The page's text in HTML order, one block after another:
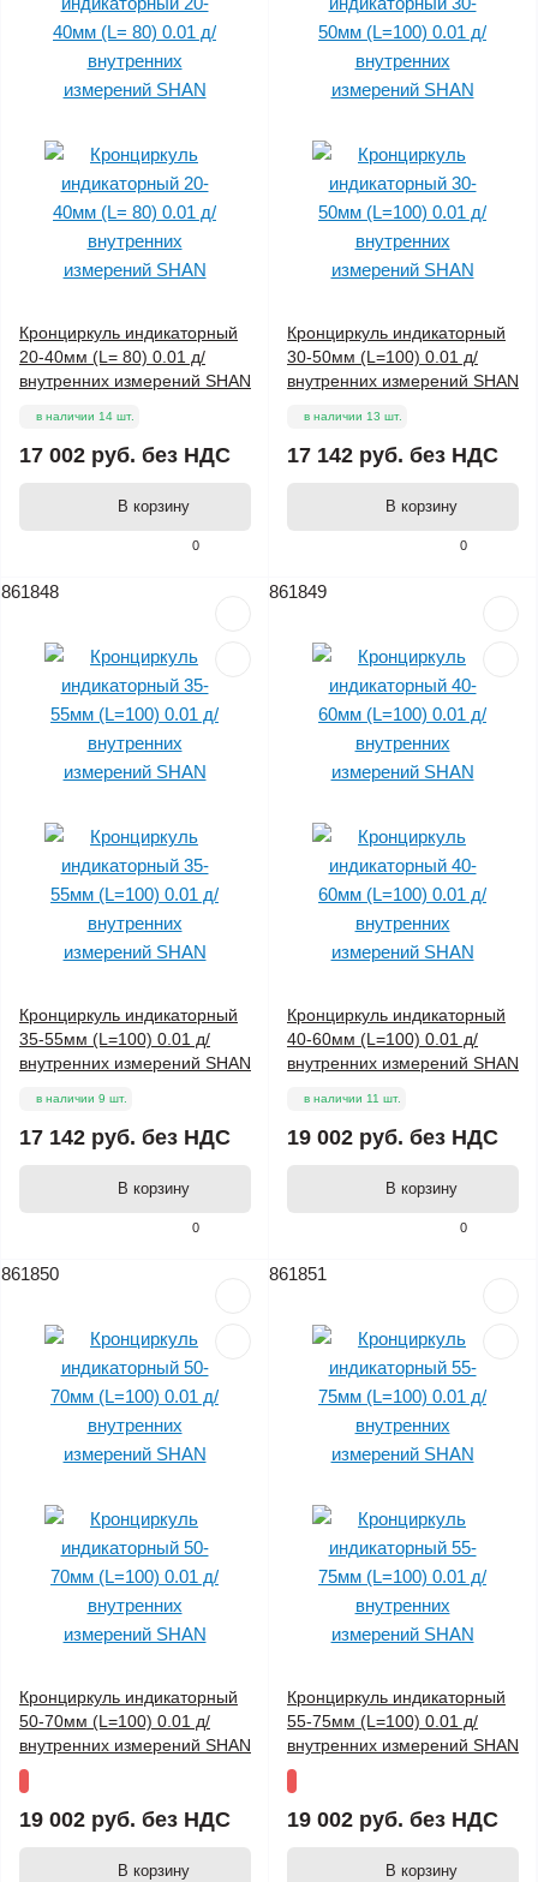
0
Кронциркуль индикаторный
20-40мм (L= 80) 0.01 д/
внутренних измерений SHAN
в наличии 14 шт.
17 002 руб. без НДС
В корзину
0
Кронциркуль индикаторный
30-50мм (L=100) 0.01 д/
внутренних измерений SHAN
в наличии 13 шт.
17 142 руб. без НДС
В корзину
861848
0
Кронциркуль индикаторный
35-55мм (L=100) 0.01 д/
внутренних измерений SHAN
в наличии 9 шт.
17 142 руб. без НДС
В корзину
861849
0
Кронциркуль индикаторный
40-60мм (L=100) 0.01 д/
внутренних измерений SHAN
в наличии 11 шт.
19 002 руб. без НДС
В корзину
861850
Кронциркуль индикаторный
50-70мм (L=100) 0.01 д/
внутренних измерений SHAN
19 002 руб. без НДС
В корзину
861851
Кронциркуль индикаторный
55-75мм (L=100) 0.01 д/
внутренних измерений SHAN
19 002 руб. без НДС
В корзину